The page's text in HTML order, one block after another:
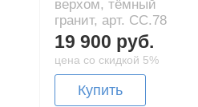
верхом, тёмный
гранит, арт. CC.78
19 900 руб.
цена со скидкой 5%
Купить